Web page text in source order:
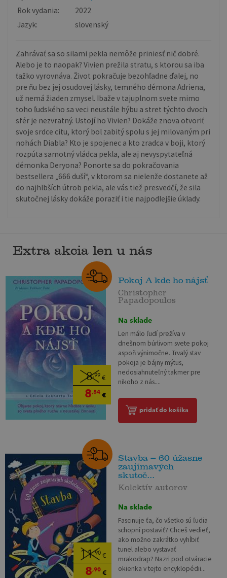
Rok vydania:
2022
Jazyk:
slovenský
Zahrávať sa so silami pekla nemôže priniesť nič dobré.
Alebo je to naopak? Vivien prežila stratu, s ktorou sa iba
ťažko vyrovnáva. Život pokračuje bezohľadne ďalej, no
pre ňu bez jej osudovej lásky, temného démona Adriena,
už nemá žiaden zmysel. Ibaže v tajuplnom svete mimo
toho ľudského sa veci neustále hýbu a stret týchto dvoch
sfér je nezvratný. Ustojí ho Vivien? Dokáže znova otvoriť
svoje srdce citu, ktorý bol zabitý spolu s jej milovaným pri
nohách Diabla? Kto je spojenec a kto zradca v boji, ktorý
rozpúta samotný vládca pekla, ale aj nevyspytateľná
démonka Deryona? Ponorte sa do pokračovania
bestsellera „666 duší“, v ktorom sa nielenže dostanete až
do najhlbších útrob pekla, ale vás tiež presvedčí, že sila
skutočnej lásky dokáže poraziť i tie najpodlejšie úklady.
Extra akcia len u nás
8,99 €
8,54€
Pokoj A kde ho nájsť
Christopher
Papadopoulos
Na sklade
Len málo ľudí prežíva v
dnešnom búrlivom svete pokoj
aspoň výnimočne. Trvalý stav
pokoja je bájny mýtus,
nedosiahnuteľný takmer pre
nikoho z nás....
pridať do košíka
11,90€
8,90€
Stavba – 60 úžasne
zaujímavých
skutoč...
Kolektív autorov
Na sklade
Fascinuje ťa, čo všetko sú ľudia
schopní postaviť? Chceš vedieť,
ako možno zakrátko vyhĺbiť
tunel alebo vystavať
mrakodrap? Nazri pod otváracie
okienka v tejto encyklopédii...